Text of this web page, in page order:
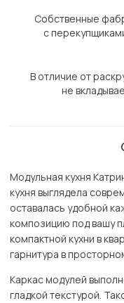
Собственные
с
В отличие от
не
Модульная кухня
кухня выглядела
оставалась удобной
композицию под вашу
компактной кухни в
гарнитура в
Каркас модулей
гладкой текстурой.